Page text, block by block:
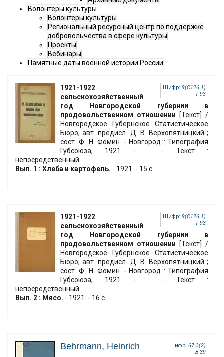
Волонтеры культуры
Волонтеры культуры
Региональный ресурсный центр по поддержке
добровольчества в сфере культуры
Проекты
Вебинары
Памятные даты военной истории России
Шифр: 9(С126.1)
Т 93
1921-1922
сельскохозяйственный
год Новгородской губернии в
продовольственном отношении
[Текст] /
Новгородское Губернское Статистическое
Бюро; авт. предисл. Д. В. Верхопятницкий ;
сост. Ф. Н. Фомин. - Новгород : Типография
Губсоюза, 1921 - . - Текст :
непосредственный.
Вып. 1 : Хлеба и картофель. - 1921. - 15 с.
Шифр: 9(С126.1)
Т 93
1921-1922
сельскохозяйственный
год Новгородской губернии в
продовольственном отношении [Текст] /
Новгородское Губернское Статистическое
Бюро; авт. предисл. Д. В. Верхопятницкий ;
сост. Ф. Н. Фомин. - Новгород : Типография
Губсоюза, 1921 - . - Текст :
непосредственный.
Вып. 2 : Мясо. - 1921. - 16 с.
Шифр: 67.3(2)
B 39
Behrmann, Heinrich